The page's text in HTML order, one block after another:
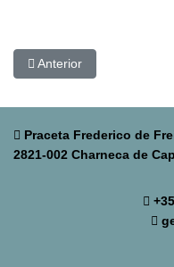
Artigo anterior: Global
Anterior
Praceta Frederico de
2821-002 Charneca de